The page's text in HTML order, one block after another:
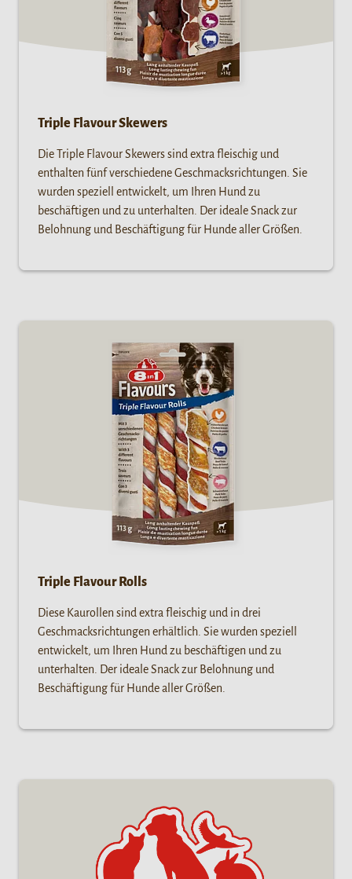
Triple Flavour Skewers
Die Triple Flavour Skewers sind extra fleischig und
enthalten fünf verschiedene Geschmacksrichtungen. Sie
wurden speziell entwickelt, um Ihren Hund zu
beschäftigen und zu unterhalten. Der ideale Snack zur
Belohnung und Beschäftigung für Hunde aller Größen.
Triple Flavour Rolls
Diese Kaurollen sind extra fleischig und in drei
Geschmacksrichtungen erhältlich. Sie wurden speziell
entwickelt, um Ihren Hund zu beschäftigen und zu
unterhalten. Der ideale Snack zur Belohnung und
Beschäftigung für Hunde aller Größen.